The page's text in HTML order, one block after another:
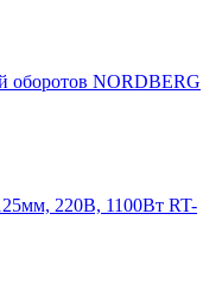
оборотов NORDBERG